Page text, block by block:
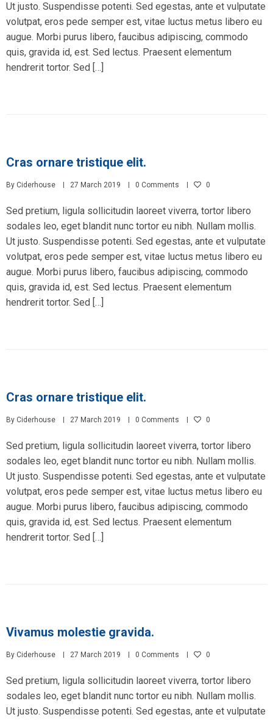
Ut justo. Suspendisse potenti. Sed egestas, ante et vulputate
volutpat, eros pede semper est, vitae luctus metus libero eu
augue. Morbi purus libero, faucibus adipiscing, commodo
quis, gravida id, est. Sed lectus. Praesent elementum
hendrerit tortor. Sed […]
Cras ornare tristique elit.
By Ciderhouse 27 March 2019 0 Comments 0
Sed pretium, ligula sollicitudin laoreet viverra, tortor libero
sodales leo, eget blandit nunc tortor eu nibh. Nullam mollis.
Ut justo. Suspendisse potenti. Sed egestas, ante et vulputate
volutpat, eros pede semper est, vitae luctus metus libero eu
augue. Morbi purus libero, faucibus adipiscing, commodo
quis, gravida id, est. Sed lectus. Praesent elementum
hendrerit tortor. Sed […]
Cras ornare tristique elit.
By Ciderhouse 27 March 2019 0 Comments 0
Sed pretium, ligula sollicitudin laoreet viverra, tortor libero
sodales leo, eget blandit nunc tortor eu nibh. Nullam mollis.
Ut justo. Suspendisse potenti. Sed egestas, ante et vulputate
volutpat, eros pede semper est, vitae luctus metus libero eu
augue. Morbi purus libero, faucibus adipiscing, commodo
quis, gravida id, est. Sed lectus. Praesent elementum
hendrerit tortor. Sed […]
Vivamus molestie gravida.
By Ciderhouse 27 March 2019 0 Comments 0
Sed pretium, ligula sollicitudin laoreet viverra, tortor libero
sodales leo, eget blandit nunc tortor eu nibh. Nullam mollis.
Ut justo. Suspendisse potenti. Sed egestas, ante et vulputate